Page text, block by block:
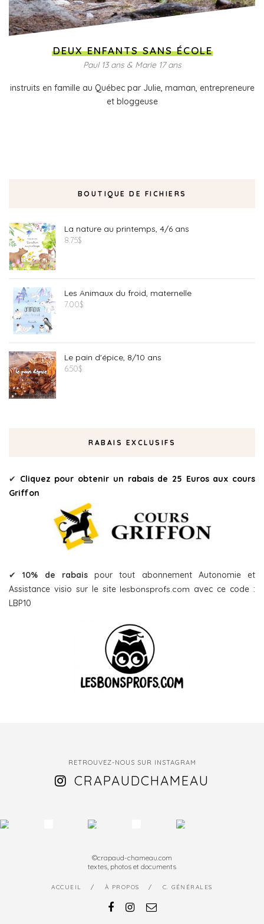
DEUX ENFANTS SANS ÉCOLE
Paul 13 ans & Marie 17 ans
instruits en famille au Québec par Julie, maman, entrepreneure
et bloggeuse
BOUTIQUE DE FICHIERS
La nature au printemps, 4/6 ans
8.75$
Les Animaux du froid, maternelle
7.00$
Le pain d'épice, 8/10 ans
6.50$
RABAIS EXCLUSIFS
✔ Cliquez pour obtenir un rabais de 25 Euros aux cours
Griffon
✔10% de rabaispour tout abonnement Autonomie et
Assistance visio sur le site lesbonsprofs.com avec ce code :
LBP10
RETROUVEZ-NOUS SUR INSTAGRAM
CRAPAUDCHAMEAU
©crapaud-chameau.com
textes, photos et documents
ACCUEIL À PROPOS C. GÉNÉRALES